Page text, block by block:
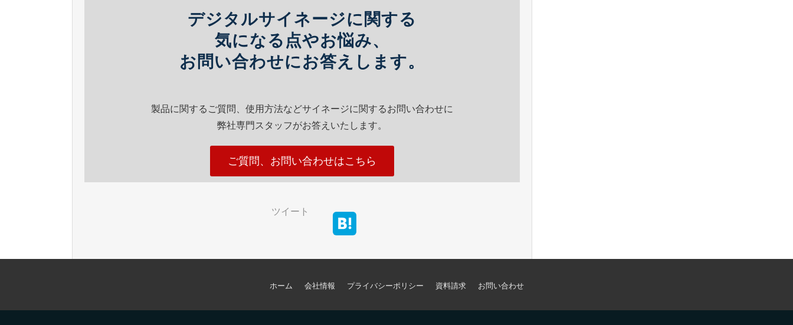
デジタルサイネージに関する
気になる点やお悩み、
お問い合わせにお答えします。
製品に関するご質問、使用方法などサイネージに関するお問い合わせに
弊社専門スタッフがお答えいたします。
ご質問、お問い合わせはこちら
ツイート
ホーム 会社情報 プライバシーポリシー 資料請求 お問い合わせ